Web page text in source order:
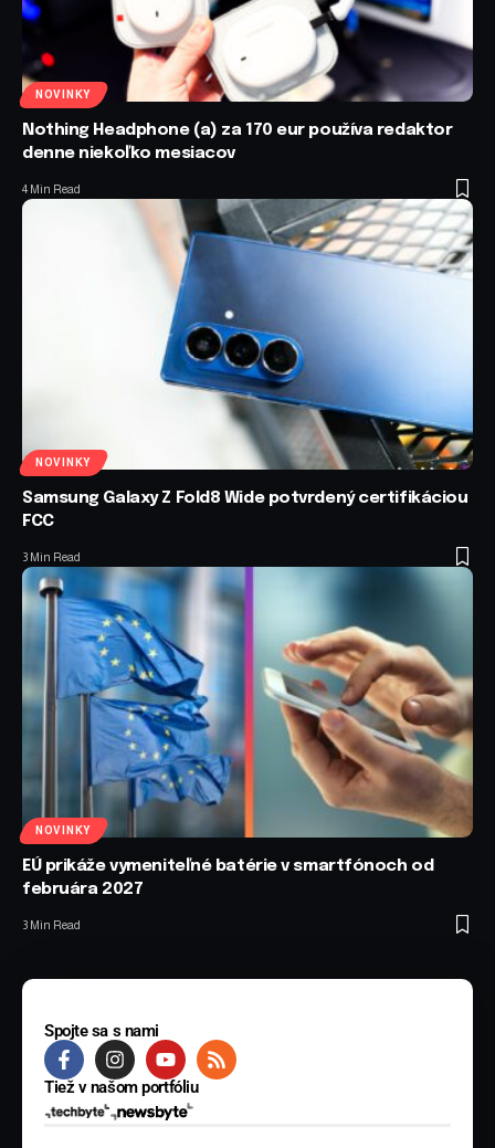
NOVINKY
Nothing Headphone (a) za 170 eur používa redaktor
denne niekoľko mesiacov
4 Min Read
NOVINKY
Samsung Galaxy Z Fold8 Wide potvrdený certifikáciou
FCC
3 Min Read
NOVINKY
EÚ prikáže vymeniteľné batérie v smartfónoch od
februára 2027
3 Min Read
Spojte sa s nami
Tiež v našom portfóliu